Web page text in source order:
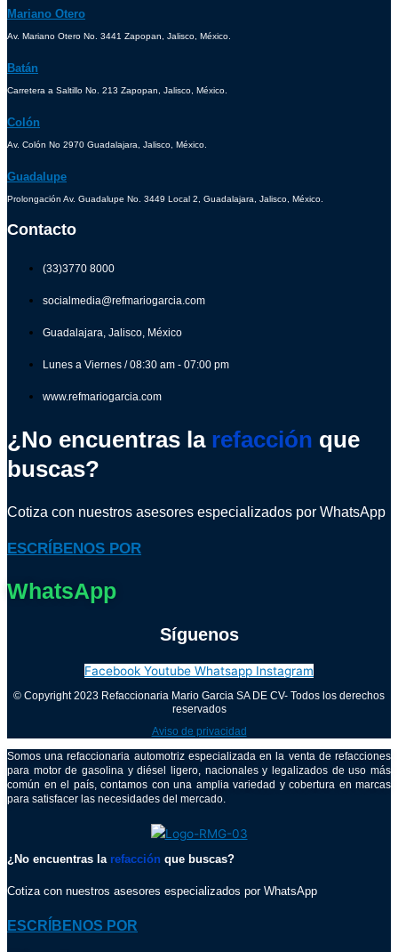
Mariano Otero
Av. Mariano Otero No. 3441 Zapopan, Jalisco, México.
Batán
Carretera a Saltillo No. 213 Zapopan, Jalisco, México.
Colón
Av. Colón No 2970 Guadalajara, Jalisco, México.
Guadalupe
Prolongación Av. Guadalupe No. 3449 Local 2, Guadalajara, Jalisco, México.
Contacto
(33)3770 8000
socialmedia@refmariogarcia.com
Guadalajara, Jalisco, México
Lunes a Viernes / 08:30 am - 07:00 pm
www.refmariogarcia.com
¿No encuentras la refacción que
buscas?
Cotiza con nuestros asesores especializados por WhatsApp
ESCRÍBENOS POR
WhatsApp
Síguenos
Facebook Youtube Whatsapp Instagram
© Copyright 2023 Refaccionaria Mario Garcia SA DE CV- Todos los derechos
reservados
Aviso de privacidad
Somos una refaccionaria automotriz especializada en la venta de refacciones
para motor de gasolina y diésel ligero, nacionales y legalizados de uso más
común en el país, contamos con una amplia variedad y cobertura en marcas
para satisfacer las necesidades del mercado.
¿No encuentras la refacción que buscas?
Cotiza con nuestros asesores especializados por WhatsApp
ESCRÍBENOS POR